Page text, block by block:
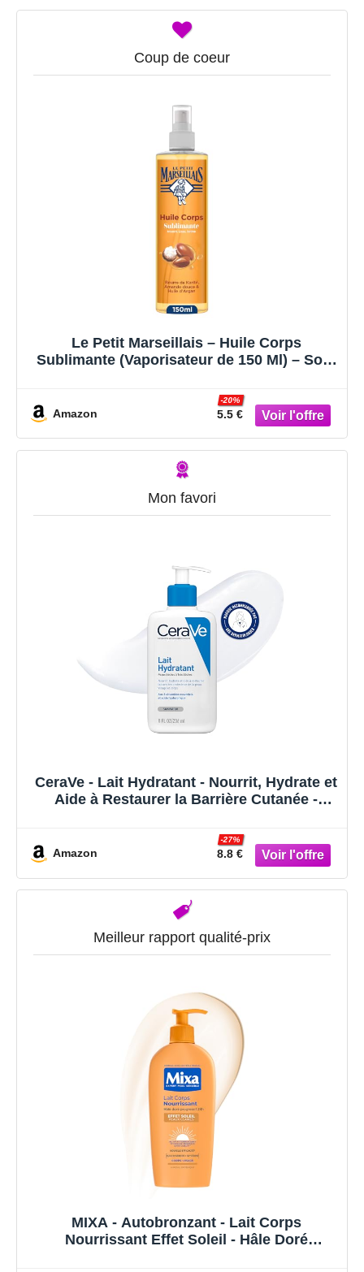
Coup de coeur
Le Petit Marseillais – Huile Corps
Sublimante (Vaporisateur de 150 Ml) – Soin
Corps au Beurre de Karité, Amande Douce
et Huile d'Argan
Amazon 5.5 €
-20%
Mon favori
CeraVe - Lait Hydratant - Nourrit, Hydrate et
Aide à Restaurer la Barrière Cutanée -
Céramides Essentiels - Sans Parfum - Peau
Sèche à Très Sèche - 236 ml
Amazon 8.8 €
-27%
Meilleur rapport qualité-prix
MIXA - Autobronzant - Lait Corps
Nourrissant Effet Soleil - Hâle Doré